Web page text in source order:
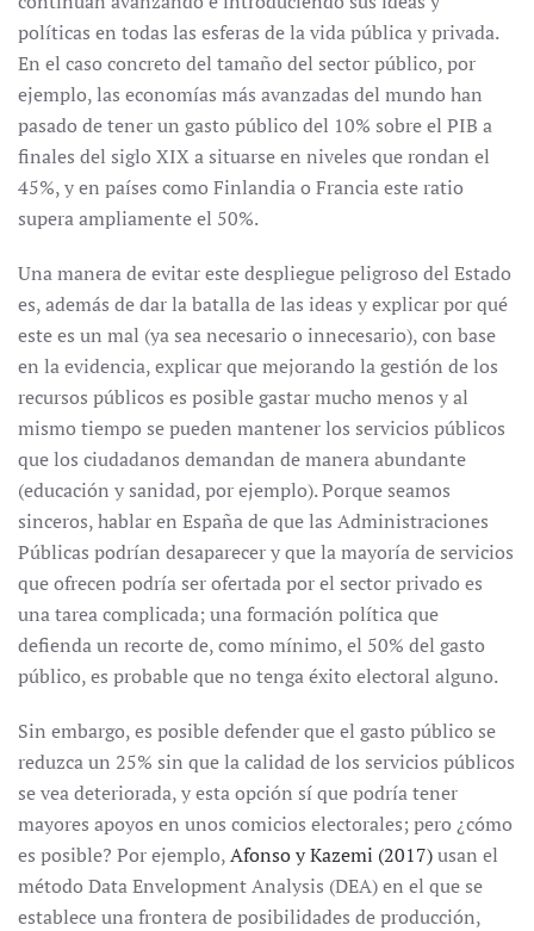
políticas en todas las esferas de la vida pública y privada.
En el caso concreto del tamaño del sector público, por
ejemplo, las economías más avanzadas del mundo han
pasado de tener un gasto público del 10% sobre el PIB a
finales del siglo XIX a situarse en niveles que rondan el
45%, y en países como Finlandia o Francia este ratio
supera ampliamente el 50%.
Una manera de evitar este despliegue peligroso del Estado
es, además de dar la batalla de las ideas y explicar por qué
este es un mal (ya sea necesario o innecesario), con base
en la evidencia, explicar que mejorando la gestión de los
recursos públicos es posible gastar mucho menos y al
mismo tiempo se pueden mantener los servicios públicos
que los ciudadanos demandan de manera abundante
(educación y sanidad, por ejemplo). Porque seamos
sinceros, hablar en España de que las Administraciones
Públicas podrían desaparecer y que la mayoría de servicios
que ofrecen podría ser ofertada por el sector privado es
una tarea complicada; una formación política que
defienda un recorte de, como mínimo, el 50% del gasto
público, es probable que no tenga éxito electoral alguno.
Sin embargo, es posible defender que el gasto público se
reduzca un 25% sin que la calidad de los servicios públicos
se vea deteriorada, y esta opción sí que podría tener
mayores apoyos en unos comicios electorales; pero ¿cómo
es posible? Por ejemplo,Afonso y Kazemi (2017)usan el
método Data Envelopment Analysis (DEA) en el que se
establece una frontera de posibilidades de producción,